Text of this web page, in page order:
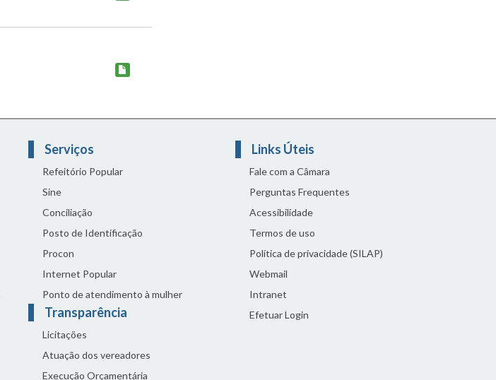
Serviços
Refeitório Popular
Sine
Conciliação
Posto de Identificação
Procon
Internet Popular
Ponto de atendimento à mulher
Transparência
Licitações
Atuação dos vereadores
Execução Orçamentária
Links Úteis
Fale com a Câmara
Perguntas Frequentes
Acessibilidade
Termos de uso
Política de privacidade (SILAP)
Webmail
Intranet
Efetuar Login